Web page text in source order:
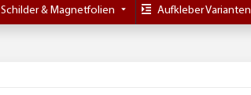
Schilder & Magnetfolien Aufkleber Varianten